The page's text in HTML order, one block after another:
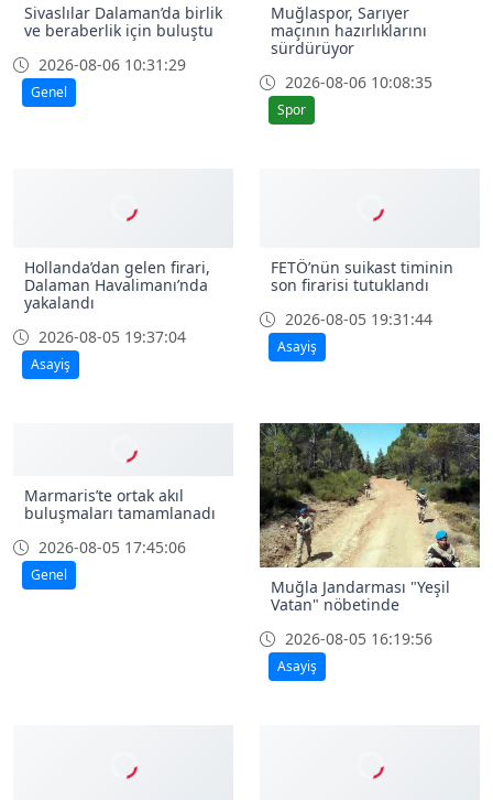
Sivaslılar Dalaman’da birlik
ve beraberlik için buluştu
2026-08-06 10:31:29
Genel
Muğlaspor, Sarıyer
maçının hazırlıklarını
sürdürüyor
2026-08-06 10:08:35
Spor
Hollanda’dan gelen firari,
Dalaman Havalimanı’nda
yakalandı
FETÖ’nün suikast timinin
son firarisi tutuklandı
Marmaris’te ortak akıl
buluşmaları tamamlanadı
Muğla Jandarması "Yeşil
Vatan" nöbetinde